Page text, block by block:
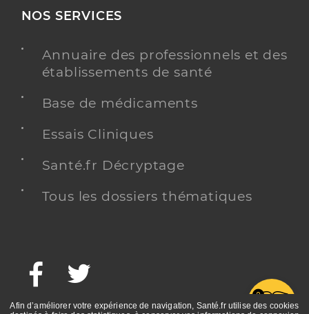
NOS SERVICES
Annuaire des professionnels et des
établissements de santé
Base de médicaments
Essais Cliniques
Santé.fr Décryptage
Tous les dossiers thématiques
Facebook
Afin d’améliorer votre expérience de navigation, Santé.fr utilise des cookies